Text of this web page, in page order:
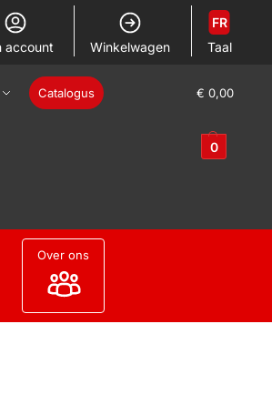
account Winkelwagen Taal
FR
Catalogus € 0,00
0
Over ons